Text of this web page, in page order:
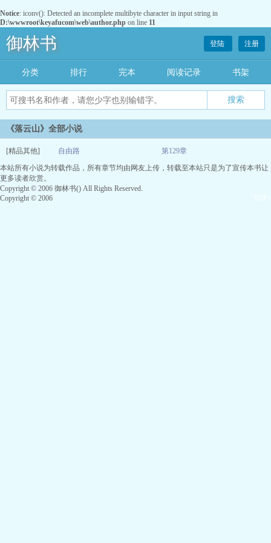
Notice: iconv(): Detected an incomplete multibyte character in input string in
D:\wwwroot\keyafucom\web\author.php on line 11
御林书 登陆 注册
分类 排行 完本 阅读记录 书架
《落云山》全部小说
[精品其他] 自由路 第129章
03-11
本站所有小说为转载作品，所有章节均由网友上传，转载至本站只是为了宣传本书让
更多读者欣赏。
Copyright © 2006 御林书() All Rights Reserved.
Copyright © 2006